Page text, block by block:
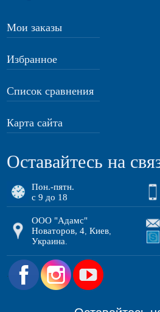
Мои заказы
Избранное
Список сравнения
Карта сайта
Оставайтесь на
Пон.-пятн.
с 9 до 18
ООО "Адамс"
Новаторов, 4 ,Киев
Украина
.